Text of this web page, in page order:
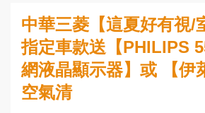
中華三菱【這夏好有視/
指定車款送【PHILIPS
網液晶顯示器】或 【伊
空氣清